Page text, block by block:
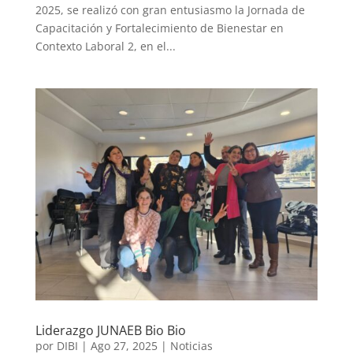
2025, se realizó con gran entusiasmo la Jornada de
Capacitación y Fortalecimiento de Bienestar en
Contexto Laboral 2, en el...
Liderazgo JUNAEB Bio Bio
por DIBI | Ago 27, 2025| Noticias